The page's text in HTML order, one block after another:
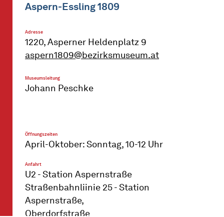
Aspern-Essling 1809
Adresse
1220, Asperner Heldenplatz 9
aspern1809@bezirksmuseum.at
Museumsleitung
Johann Peschke
Öffnungszeiten
April-Oktober: Sonntag, 10-12 Uhr
Anfahrt
U2 - Station Aspernstraße
Straßenbahnliinie 25 - Station
Aspernstraße,
Oberdorfstraße